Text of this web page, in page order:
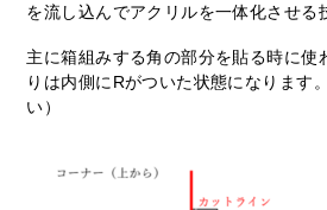
を流し込んでアクリルを一体化させる
主に箱組みする角の部分を貼る時に使
りは内側にRがついた状態になります
い）